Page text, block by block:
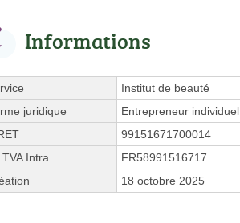
Informations
Institut de beauté
juridique
Entrepreneur individuel
99151671700014
TVA Intra.
FR58991516717
18 octobre 2025